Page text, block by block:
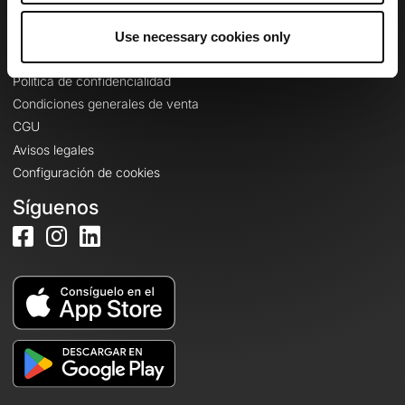
Use necessary cookies only
Política de confidencialidad
Condiciones generales de venta
CGU
Avisos legales
Configuración de cookies
Síguenos